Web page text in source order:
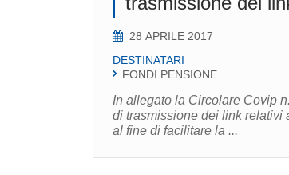
28 APRILE 2017
DESTINATARI
FONDI PENSIONE
In allegato la Circolare Covip
di trasmissione dei link relativi alle schede
al fine di facilitare la ...